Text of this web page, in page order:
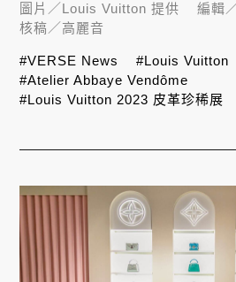
圖片／Louis Vuitton 提供 編輯
核稿／高麗音
#VERSE News #Louis Vuitton
#Atelier Abbaye Vendôme
#Louis Vuitton 2023 皮革珍稀展